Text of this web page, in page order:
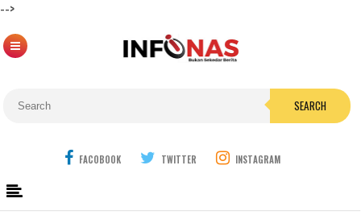
-->
SEARCH
FACOBOOK TWITTER INSTAGRAM